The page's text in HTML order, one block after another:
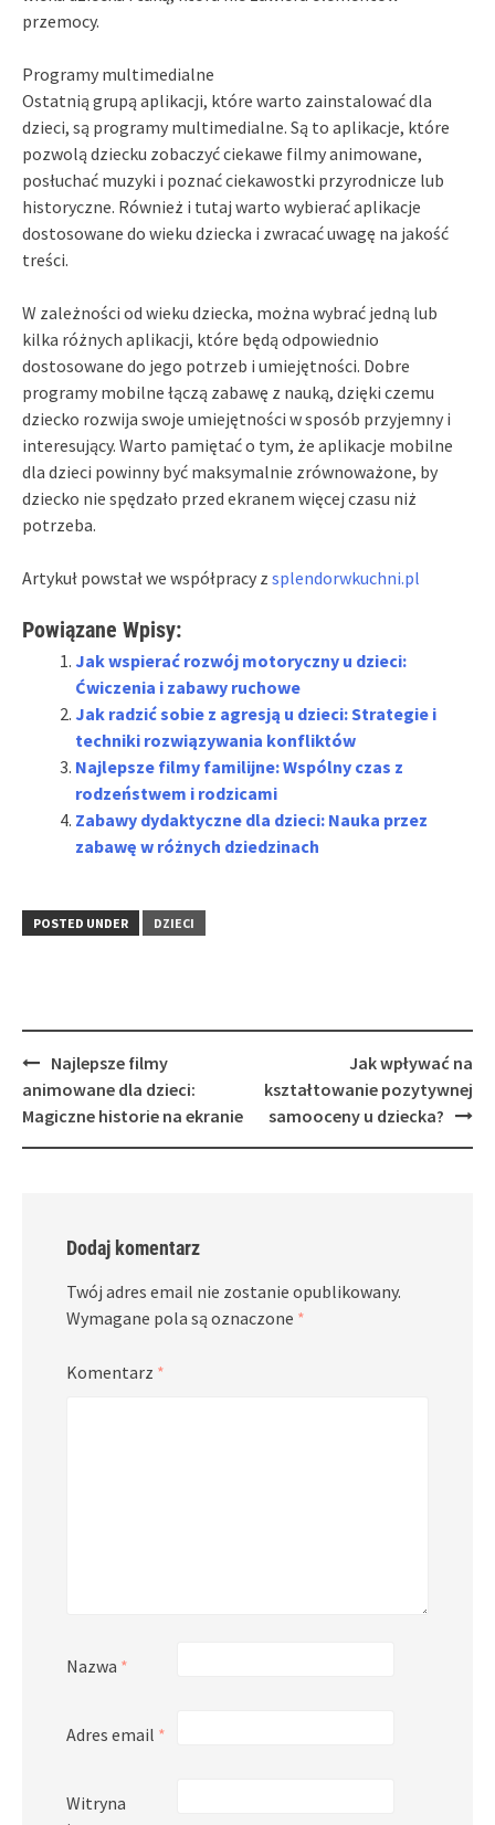
przemocy.
Programy multimedialne
Ostatnią grupą aplikacji, które warto zainstalować dla
dzieci, są programy multimedialne. Są to aplikacje, które
pozwolą dziecku zobaczyć ciekawe filmy animowane,
posłuchać muzyki i poznać ciekawostki przyrodnicze lub
historyczne. Również i tutaj warto wybierać aplikacje
dostosowane do wieku dziecka i zwracać uwagę na jakość
treści.
W zależności od wieku dziecka, można wybrać jedną lub
kilka różnych aplikacji, które będą odpowiednio
dostosowane do jego potrzeb i umiejętności. Dobre
programy mobilne łączą zabawę z nauką, dzięki czemu
dziecko rozwija swoje umiejętności w sposób przyjemny i
interesujący. Warto pamiętać o tym, że aplikacje mobilne
dla dzieci powinny być maksymalnie zrównoważone, by
dziecko nie spędzało przed ekranem więcej czasu niż
potrzeba.
Artykuł powstał we współpracy z splendorwkuchni.pl
Powiązane Wpisy:
Jak wspierać rozwój motoryczny u dzieci:
Ćwiczenia i zabawy ruchowe
Jak radzić sobie z agresją u dzieci: Strategie i
techniki rozwiązywania konfliktów
Najlepsze filmy familijne: Wspólny czas z
rodzeństwem i rodzicami
Zabawy dydaktyczne dla dzieci: Nauka przez
zabawę w różnych dziedzinach
POSTED UNDER DZIECI
Post
navigation
Najlepsze filmy
animowane dla dzieci:
Magiczne historie na ekranie
Jak wpływać na
kształtowanie pozytywnej
samooceny u dziecka?
Dodaj komentarz
Twój adres email nie zostanie opublikowany.
Wymagane pola są oznaczone *
Komentarz *
Nazwa *
Adres email *
Witryna